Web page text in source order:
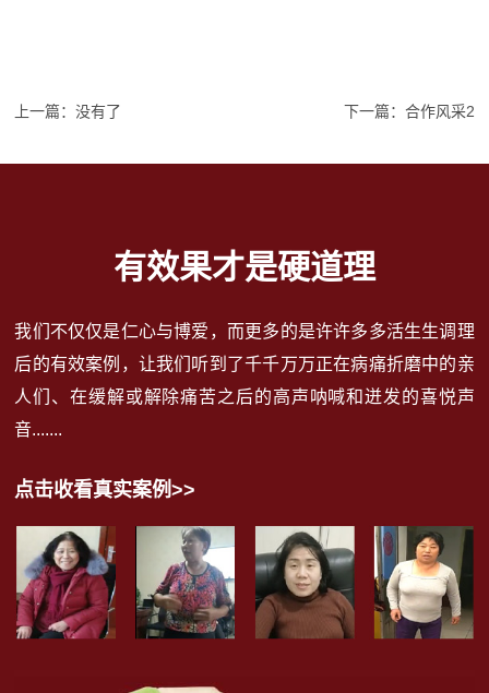
上一篇：没有了 下一篇： 合作风采2
有效果才是硬道理
我们不仅仅是仁心与博爱，而更多的是许许多多活生生调理
后的有效案例，让我们听到了千千万万正在病痛折磨中的亲
人们、在缓解或解除痛苦之后的高声呐喊和迸发的喜悦声
音.......
点击收看真实案例>>